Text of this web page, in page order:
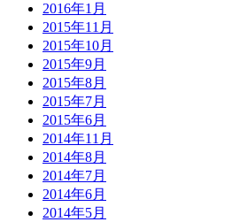
2016年1月
2015年11月
2015年10月
2015年9月
2015年8月
2015年7月
2015年6月
2014年11月
2014年8月
2014年7月
2014年6月
2014年5月